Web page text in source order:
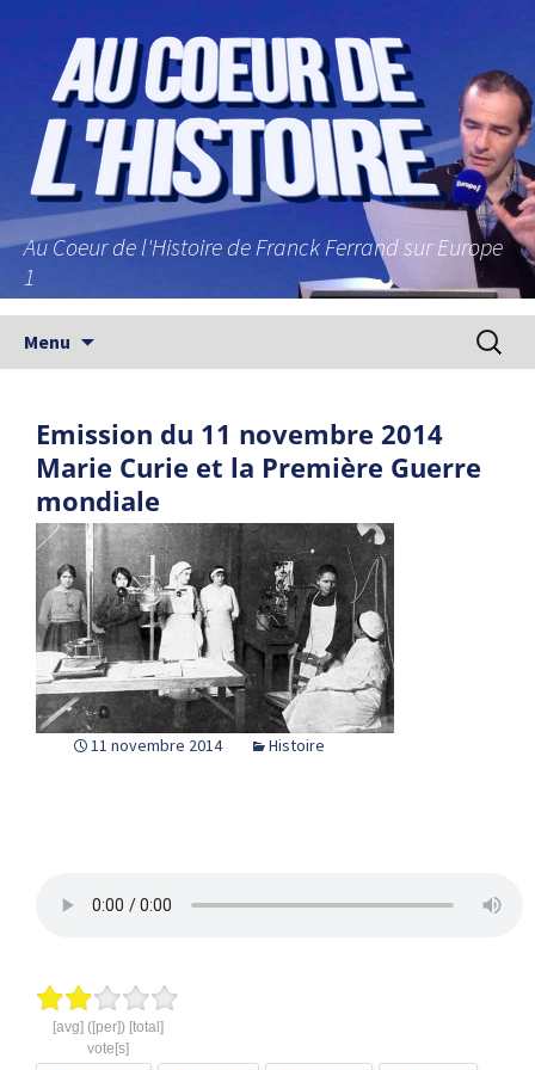
Au Coeur de l'Histoire de Franck Ferrand sur Europe
1
Menu
Emission du 11 novembre 2014
Marie Curie et la Première Guerre
mondiale
11 novembre 2014 Histoire
[avg] ([per]) [total]
vote[s]